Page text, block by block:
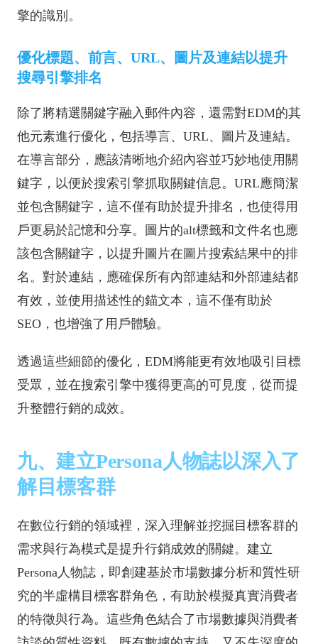
擎的識別。
優化標題、前言、URL、圖片及連結以提升
搜尋引擎排名
除了將精選關鍵字融入郵件內容，還需對EDM的其
他元素進行優化，包括導言、URL、圖片及連結。
在導言部分，應該清晰地介紹內容並巧妙地使用關
鍵字，以便於搜索引擎抓取關鍵信息。URL應簡潔
並包含關鍵字，這不僅有助於提升排名，也使得用
戶更易於記憶和分享。圖片的alt標籤和文件名也應
該包含關鍵字，以提升圖片在圖片搜索結果中的排
名。對於連結，應確保所有內部連結和外部連結都
有效，並使用描述性的錨文本，這不僅有助於
SEO，也增強了用戶體驗。
透過這些細節的優化，EDM將能更有效地吸引目標
受眾，並在搜索引擎中獲得更高的可見度，從而提
升整體行銷的成效。
九、建立Persona人物誌以深入了
解目標客群
在數位行銷的領域裡，深入理解並挖掘目標客群的
需求與行為模式是提升行銷成效的關鍵。建立
Persona人物誌，即創建基於市場數據分析和質性研
究的半虛構目標客群角色，有助於模擬真實消費者
的特徵與行為。這些角色結合了市場數據與消費者